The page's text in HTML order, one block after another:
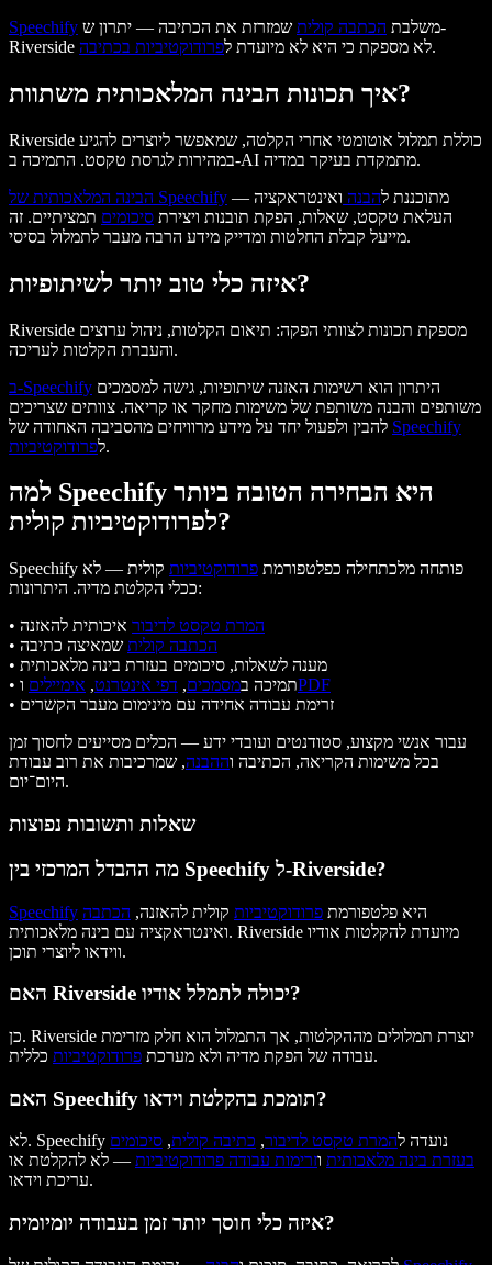
Speechify
משלבת הכתבה קולית שמזרזת את הכתיבה — יתרון ש-
Riverside לא מספקת כי היא לא מיועדת לפרודוקטיביות בכתיבה .
איך תכונות הבינה המלאכותית משתוות?
Riverside כוללת תמלול אוטומטי אחרי הקלטה, שמאפשר ליוצרים להגיע
במהירות לגרסת טקסט. התמיכה ב-AI מתמקדת בעיקר במדיה.
הבינה המלאכותית של Speechify
מתוכננת להבנה ואינטראקציה —
העלאת טקסט, שאלות, הפקת תובנות ויצירת סיכומים תמציתיים. זה
מייעל קבלת החלטות ומדייק מידע הרבה מעבר לתמלול בסיסי.
איזה כלי טוב יותר לשיתופיות?
Riverside מספקת תכונות לצוותי הפקה: תיאום הקלטות, ניהול ערוצים
והעברת הקלטות לעריכה.
ב-Speechify
משותפים והבנה משותפת של משימות מחקר או קריאה. צוותים שצריכים
Speechify
לפרודוקטיביות .
למה Speechify היא הבחירה הטובה ביותר
לפרודוקטיביות קולית?
Speechify פותחה מלכתחילה כפלטפורמת פרודוקטיביות קולית — לא
ככלי הקלטת מדיה. היתרונות:
•
המרת טקסט לדיבור איכותית להאזנה
•
הכתבה קולית שמאיצה כתיבה
• מענה לשאלות, סיכומים בעזרת בינה מלאכותית
• תמיכה במסמכים, דפי אינטרנט, אימיילים ו
PDF
• זרימת עבודה אחידה עם מינימום מעבר הקשרים
עבור אנשי מקצוע, סטודנטים ועובדי ידע — הכלים מסייעים לחסוך זמן
בכל משימות הקריאה, הכתיבה וההבנה, שמרכיבות את רוב עבודת
היום־יום.
שאלות ותשובות נפוצות
מה ההבדל המרכזי בין Speechify ל-Riverside?
Speechify היא פלטפורמת פרודוקטיביות קולית להאזנה, הכתבה
ואינטראקציה עם בינה מלאכותית. Riverside מיועדת להקלטות אודיו
ווידאו ליוצרי תוכן.
האם Riverside יכולה לתמלל אודיו?
כן. Riverside יוצרת תמלולים מההקלטות, אך התמלול הוא חלק מזרימת
עבודה של הפקת מדיה ולא מערכת פרודוקטיביות כללית.
האם Speechify תומכת בהקלטת וידאו?
לא. Speechify נועדה להמרת טקסט לדיבור, כתיבה קולית, סיכומים
בעזרת בינה מלאכותית וזרימות עבודה פרודוקטיביות — לא להקלטת או
עריכת וידאו.
איזה כלי חוסך יותר זמן בעבודה יומיומית?